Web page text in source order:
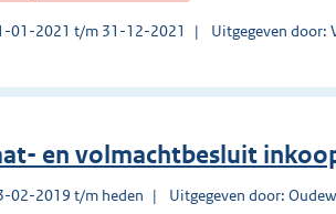
01-2021 t/m 31-12-2021 Uitgegeven door:
en volmachtbesluit
02-2019 t/m heden Uitgegeven door: